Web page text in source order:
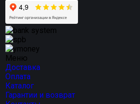
Меню
Доставка
Оплата
Каталог
Гарантии и возврат